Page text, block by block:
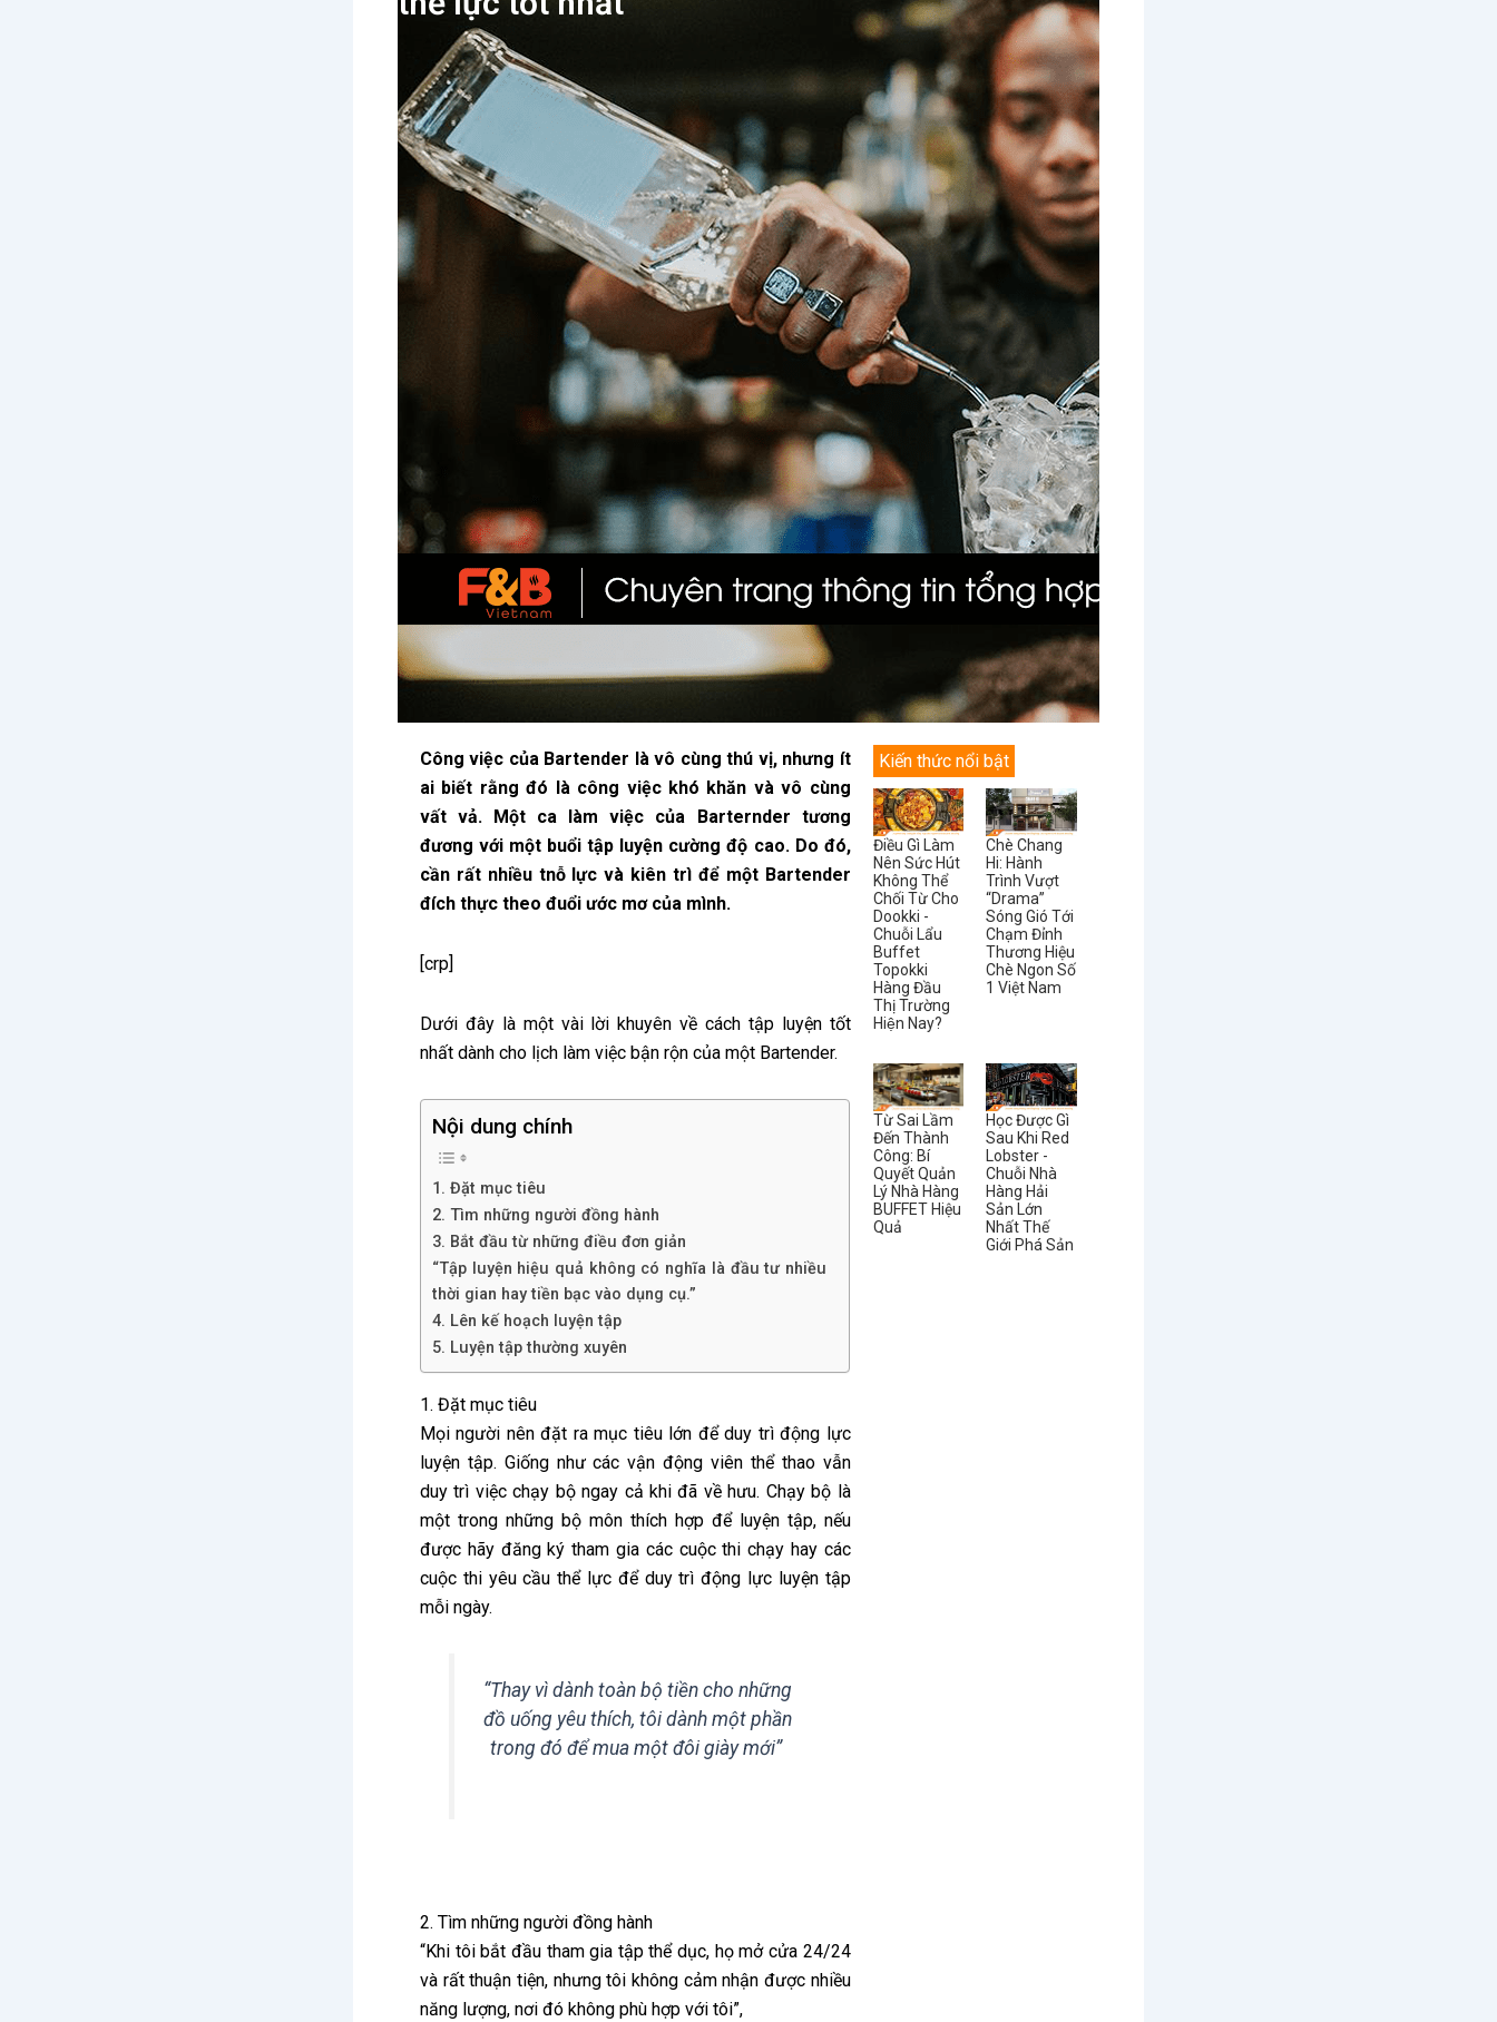
Công việc của Bartender là vô cùng thú vị, nhưng ít
ai biết rằng đó là công việc khó khăn và vô cùng
vất vả. Một ca làm việc của Barternder tương
đương với một buổi tập luyện cường độ cao. Do đó,
cần rất nhiều tnỗ lực và kiên trì để một Bartender
đích thực theo đuổi ước mơ của mình.
[crp]
Dưới đây là một vài lời khuyên về cách tập luyện tốt
nhất dành cho lịch làm việc bận rộn của một Bartender.
Nội dung chính
1. Đặt mục tiêu
2. Tìm những người đồng hành
3. Bắt đầu từ những điều đơn giản
“Tập luyện hiệu quả không có nghĩa là đầu tư nhiều
thời gian hay tiền bạc vào dụng cụ.”
4. Lên kế hoạch luyện tập
5. Luyện tập thường xuyên
1. Đặt mục tiêu
Mọi người nên đặt ra mục tiêu lớn để duy trì động lực
luyện tập. Giống như các vận động viên thể thao vẫn
duy trì việc chạy bộ ngay cả khi đã về hưu. Chạy bộ là
một trong những bộ môn thích hợp để luyện tập, nếu
được hãy đăng ký tham gia các cuộc thi chạy hay các
cuộc thi yêu cầu thể lực để duy trì động lực luyện tập
mỗi ngày.
“Thay vì dành toàn bộ tiền cho những
đồ uống yêu thích, tôi dành một phần
trong đó để mua một đôi giày mới”
2. Tìm những người đồng hành
“Khi tôi bắt đầu tham gia tập thể dục, họ mở cửa 24/24
và rất thuận tiện, nhưng tôi không cảm nhận được nhiều
năng lượng, nơi đó không phù hợp với tôi”,
Kiến thức nổi bật
Điều Gì Làm
Nên Sức Hút
Không Thể
Chối Từ Cho
Dookki -
Chuỗi Lẩu
Buffet
Topokki
Hàng Đầu
Thị Trường
Hiện Nay?
Chè Chang
Hi: Hành
Trình Vượt
“Drama”
Sóng Gió Tới
Chạm Đỉnh
Thương Hiệu
Chè Ngon Số
1 Việt Nam
Từ Sai Lầm
Đến Thành
Công: Bí
Quyết Quản
Lý Nhà Hàng
BUFFET Hiệu
Quả
Học Được Gì
Sau Khi Red
Lobster -
Chuỗi Nhà
Hàng Hải
Sản Lớn
Nhất Thế
Giới Phá Sản